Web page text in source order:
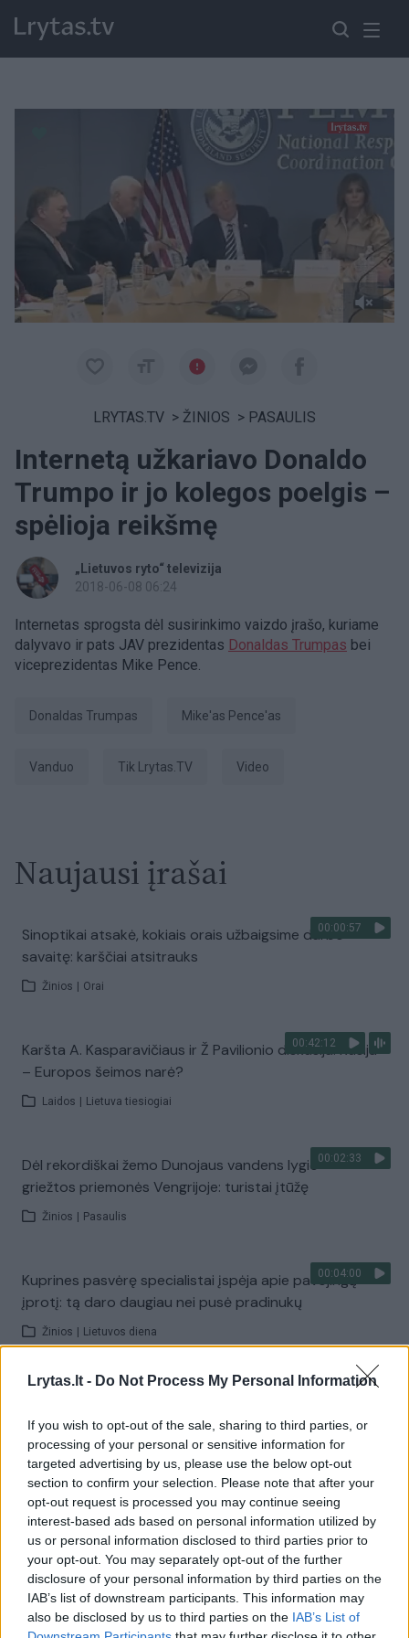
Lrytas.lt - Do Not Process My Personal Information
If you wish to opt-out of the sale, sharing to third parties, or
processing of your personal or sensitive information for
targeted advertising by us, please use the below opt-out
section to confirm your selection. Please note that after your
opt-out request is processed you may continue seeing
interest-based ads based on personal information utilized by
us or personal information disclosed to third parties prior to
your opt-out. You may separately opt-out of the further
disclosure of your personal information by third parties on the
IAB’s list of downstream participants. This information may
also be disclosed by us to third parties on the IAB’s List of
LRYTAS.TV > ŽINIOS > PASAULIS
Internetą užkariavo Donaldo
Trumpo ir jo kolegos poelgis –
spėlioja reikšmę
„Lietuvos ryto“ televizija
2018-06-08 06:24
Internetas sprogsta dėl susirinkimo vaizdo įrašo, kuriame
dalyvavo ir pats JAV prezidentas Donaldas Trumpas bei
viceprezidentas Mike Pence.
Donaldas Trumpas Mike'as Pence'as
Vanduo tik Lrytas.TV Video
Naujausi įrašai
00:00:57
Sinoptikai atsakė, kokiais orais užbaigsime darbo
savaitę: karščiai atsitrauks
Žinios Orai
00:42:12
Karšta A. Kasparavičiaus ir Ž Pavilionio diskusija: Rusija
– Europos šeimos narė?
Laidos Lietuva tiesiogiai
00:02:33
Dėl rekordiškai žemo Dunojaus vandens lygio –
griežtos priemonės Vengrijoje: turistai įtūžę
Žinios Pasaulis
00:04:00
Kuprines pasvėrę specialistai įspėja apie pavojingą
įprotį: tą daro daugiau nei pusė pradinukų
Žinios Lietuvos diena
Visi įrašai
Žiūrimiausi įrašai
00:00:30
Vaizdai iš tragiškos avarijos Vilniaus r.: dviejų moterų ir
vaiko gyvybių išgelbėti nepavyko
Žinios Lietuvos diena